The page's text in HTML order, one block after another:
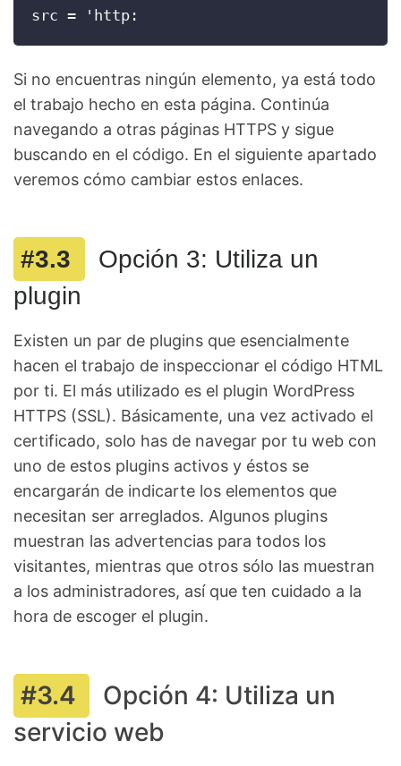
src = 'http:
Si no encuentras ningún elemento, ya está todo
el trabajo hecho en esta página. Continúa
navegando a otras páginas HTTPS y sigue
buscando en el código. En el siguiente apartado
veremos cómo cambiar estos enlaces.
Opción 3: Utiliza un
plugin
Existen un par de plugins que esencialmente
hacen el trabajo de inspeccionar el código HTML
por ti. El más utilizado es el plugin WordPress
HTTPS (SSL). Básicamente, una vez activado el
certificado, solo has de navegar por tu web con
uno de estos plugins activos y éstos se
encargarán de indicarte los elementos que
necesitan ser arreglados. Algunos plugins
muestran las advertencias para todos los
visitantes, mientras que otros sólo las muestran
a los administradores, así que ten cuidado a la
hora de escoger el plugin.
Opción 4: Utiliza un
servicio web